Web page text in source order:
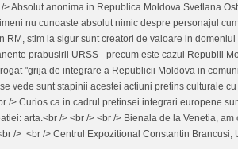
Absolut anonima in Republica Moldova Svetlana
nu cunoaste absolut nimic despre personajul
RM, stim la sigur sunt creatori de valoare in
prabusirii URSS - precum este cazul Republii
"grija de integrare a Republicii Moldova in
vede sunt stapinii acestei actiuni pretins culturale
/> Curios ca in cadrul pretinsei integrari europene
arta.<br /> <br /> <br /> Bienala de la Venetia,
/> <br /> Centrul Expozitional Constantin Brancusi,